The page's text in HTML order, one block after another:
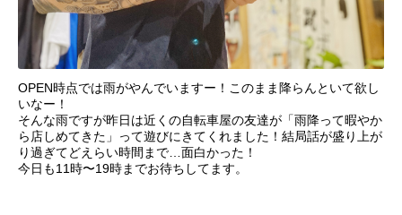
OPEN時点では雨がやんでいますー！このまま降らんといて欲し
いなー！
そんな雨ですが昨日は近くの自転車屋の友達が「雨降って暇やか
ら店しめてきた」って遊びにきてくれました！結局話が盛り上が
り過ぎてどえらい時間まで…面白かった！
今日も11時〜19時までお待ちしてます。